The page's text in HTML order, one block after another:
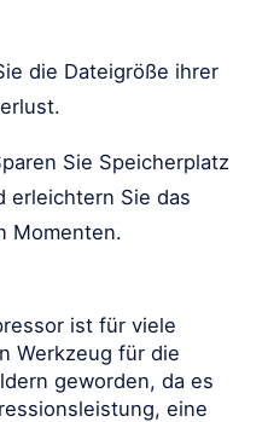
die Dateigröße ihrer
Sie Speicherplatz
erleichtern Sie das
Momenten.
ist für viele
Werkzeug für die
geworden, da es
eine